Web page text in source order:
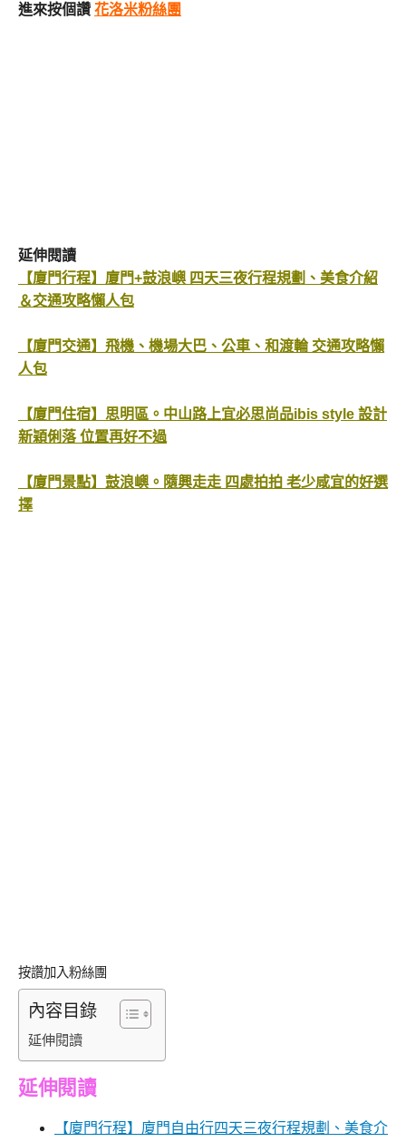
進來按個讚 花洛米粉絲團
延伸閱讀
【廈門行程】廈門+鼓浪嶼 四天三夜行程規劃、美食介紹
＆交通攻略懶人包
【廈門交通】飛機、機場大巴、公車、和渡輪 交通攻略懶
人包
【廈門住宿】思明區。中山路上宜必思尚品ibis style 設計
新穎俐落 位置再好不過
【廈門景點】鼓浪嶼。隨興走走 四處拍拍 老少咸宜的好選
擇
按讚加入粉絲團
內容目錄
延伸閱讀
延伸閱讀
【廈門行程】廈門自由行四天三夜行程規劃、美食介